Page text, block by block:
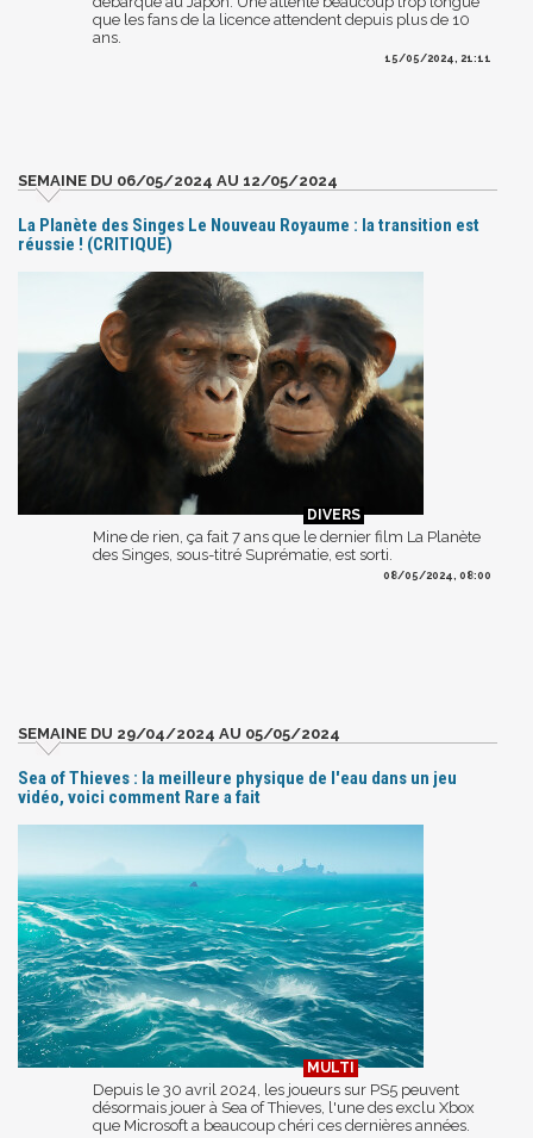
que les fans de la licence attendent depuis plus de 10
ans.
15/05/2024, 21:11
SEMAINE DU 06/05/2024 AU 12/05/2024
La Planète des Singes Le Nouveau Royaume : la transition est
réussie ! (CRITIQUE)
Mine de rien, ça fait 7 ans que le dernier film La Planète
des Singes, sous-titré Suprématie, est sorti.
08/05/2024, 08:00
SEMAINE DU 29/04/2024 AU 05/05/2024
Sea of Thieves : la meilleure physique de l'eau dans un jeu
vidéo, voici comment Rare a fait
Depuis le 30 avril 2024, les joueurs sur PS5 peuvent
désormais jouer à Sea of Thieves, l'une des exclu Xbox
que Microsoft a beaucoup chéri ces dernières années.